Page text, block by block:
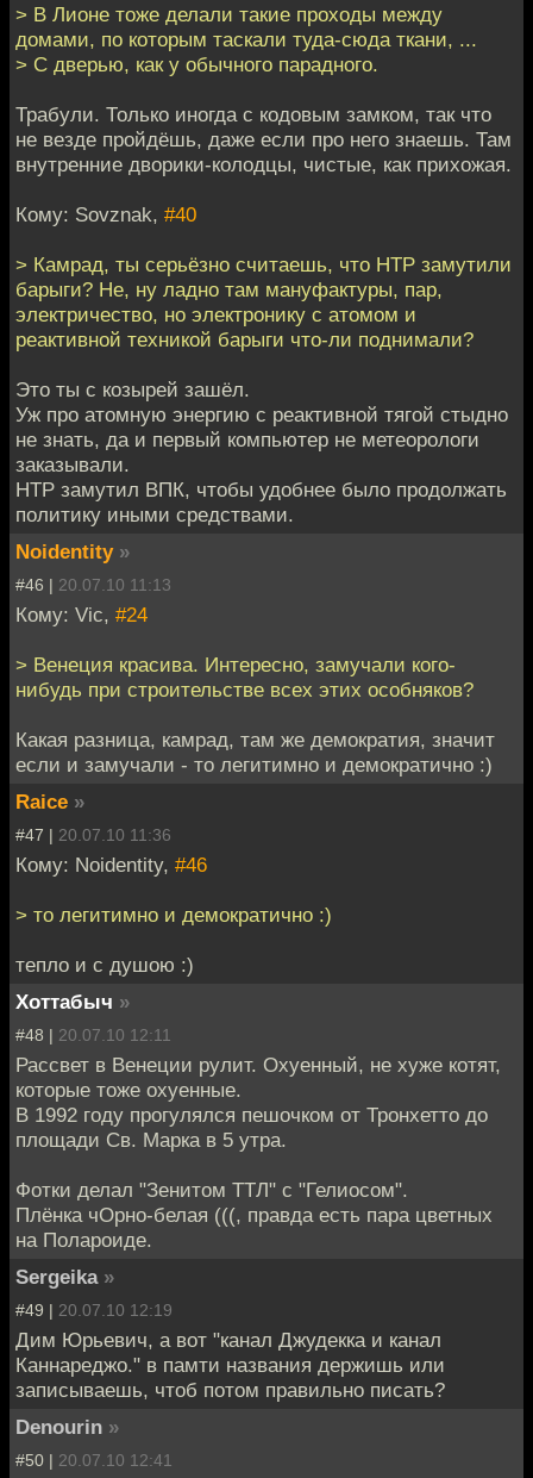
> В Лионе тоже делали такие проходы между
домами, по которым таскали туда-сюда ткани, ...
> С дверью, как у обычного парадного.
Трабули. Только иногда с кодовым замком, так что
не везде пройдёшь, даже если про него знаешь. Там
внутренние дворики-колодцы, чистые, как прихожая.
Кому: Sovznak, #40
> Камрад, ты серьёзно считаешь, что НТР замутили
барыги? Не, ну ладно там мануфактуры, пар,
электричество, но электронику с атомом и
реактивной техникой барыги что-ли поднимали?
Это ты с козырей зашёл.
Уж про атомную энергию с реактивной тягой стыдно
не знать, да и первый компьютер не метеорологи
заказывали.
НТР замутил ВПК, чтобы удобнее было продолжать
политику иными средствами.
Noidentity »
#46 | 20.07.10 11:13
Кому: Vic, #24
> Венеция красива. Интересно, замучали кого-
нибудь при строительстве всех этих особняков?
Какая разница, камрад, там же демократия, значит
если и замучали - то легитимно и демократично :)
Raice »
#47 | 20.07.10 11:36
Кому: Noidentity, #46
> то легитимно и демократично :)
тепло и с душою :)
Хоттабыч »
#48 | 20.07.10 12:11
Рассвет в Венеции рулит. Охуенный, не хуже котят,
которые тоже охуенные.
В 1992 году прогулялся пешочком от Тронхетто до
площади Св. Марка в 5 утра.
Фотки делал "Зенитом ТТЛ" с "Гелиосом".
Плёнка чОрно-белая (((, правда есть пара цветных
на Полароиде.
Sergeika »
#49 | 20.07.10 12:19
Дим Юрьевич, а вот "канал Джудекка и канал
Каннареджо." в памти названия держишь или
записываешь, чтоб потом правильно писать?
Denourin »
#50 | 20.07.10 12:41